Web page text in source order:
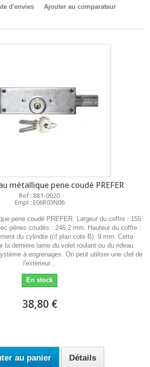
d'envies Ajouter au comparateur
métallique pene coudé PREFER
Ref : 881-0020
Empl : E06R03N06
pene coudé PREFER. Largeur du coffre : 155
pênes coudés : 246,2 mm. Hauteur du coffre :
du cylindre (cf plan cote B): 9 mm. Cette
la dernière lame du volet roulant ou du rideau
à engrenages. On peut utiliser une clef de
l'extérieur...
En stock
38,80 €
au panier Détails